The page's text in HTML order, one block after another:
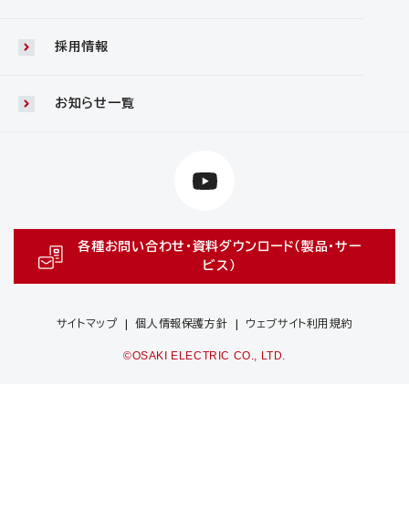
採用情報
お知らせ一覧
各種お問い合わせ・資料ダウンロード（製品・サー
ビス）
サイトマップ 個人情報保護方針 ウェブサイト利用規約
©OSAKI ELECTRIC CO., LTD.